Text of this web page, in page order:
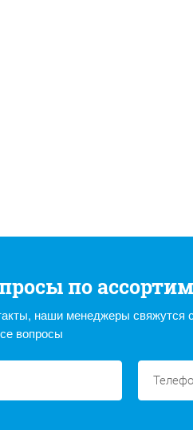
по
наши менеджеры свяжутся
вопросы